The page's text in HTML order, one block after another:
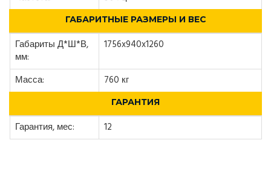
ГАБАРИТНЫЕ РАЗМЕРЫ И ВЕС
Габариты Д*Ш*В,
мм:
1756x940x1260
Масса: 760 кг
ГАРАНТИЯ
Гарантия, мес: 12